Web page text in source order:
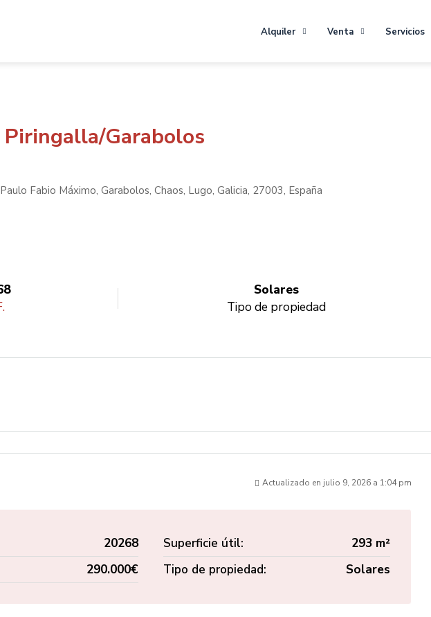
Alquiler Venta Servicios
Piringalla/Garabolos
Fabio Máximo, Garabolos, Chaos, Lugo, Galicia, 27003, España
Solares
Tipo de propiedad
Actualizado en julio 9, 2026 a 1:04 pm
20268
290.000€
Superficie útil:
293 m²
Tipo de propiedad:
Solares